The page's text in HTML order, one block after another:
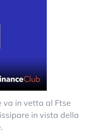
va in vetta al Ftse
in vista della